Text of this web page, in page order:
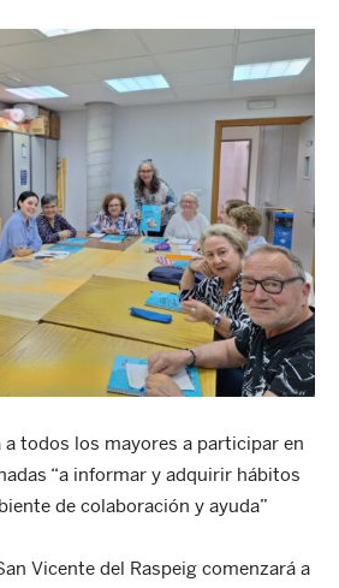
a todos los mayores a participar en
“a informar y adquirir hábitos
de colaboración y ayuda”
Vicente del Raspeig comenzará a